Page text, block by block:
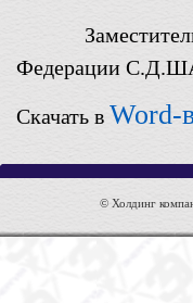
Федерации
Скачать в Word-
© Холдинг